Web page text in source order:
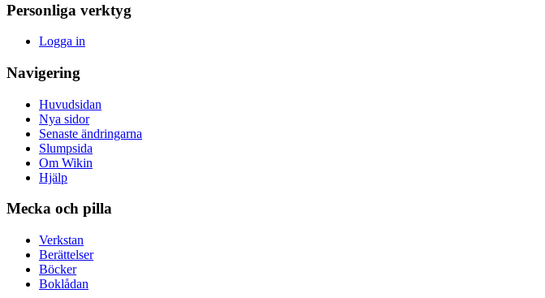
Personliga verktyg
Logga in
Navigering
Huvudsidan
Nya sidor
Senaste ändringarna
Slumpsida
Om Wikin
Hjälp
Mecka och pilla
Verkstan
Berättelser
Böcker
Boklådan